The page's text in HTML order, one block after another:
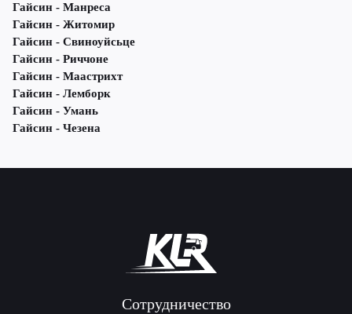
Гайсин - Манреса
Гайсин - Житомир
Гайсин - Свиноуйсьце
Гайсин - Риччоне
Гайсин - Маастрихт
Гайсин - Лемборк
Гайсин - Умань
Гайсин - Чезена
Сотрудничество